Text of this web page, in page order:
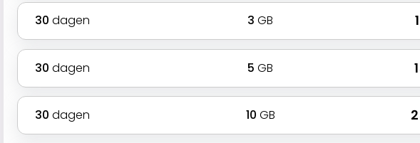
30 dagen 3 GB
30 dagen 5 GB
30 dagen 10 GB